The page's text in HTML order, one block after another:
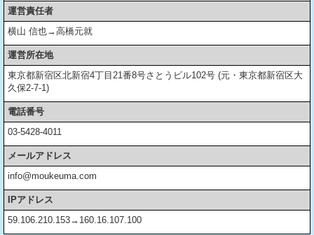
運営責任者
横山 信也→高橋元就
運営所在地
東京都新宿区北新宿4丁目21番8号さとうビル102号 (元・東京都新宿区大
久保2-7-1)
電話番号
03-5428-4011
メールアドレス
info@moukeuma.com
IPアドレス
59.106.210.153→160.16.107.100